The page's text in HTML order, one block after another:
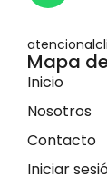
Mapa
Inicio
Nosotros
Contacto
Iniciar